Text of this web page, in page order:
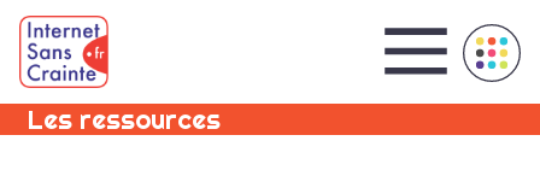
Panneau de gestion des cookies
Les ressources